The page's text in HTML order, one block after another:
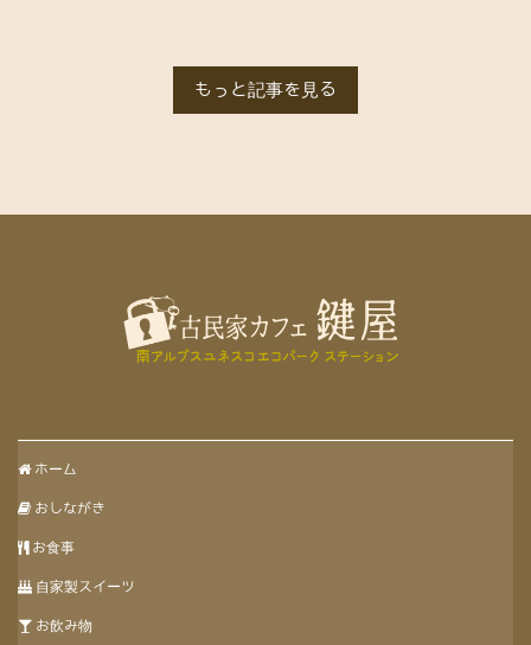
もっと記事を見る
ホーム
おしながき
お食事
自家製スイーツ
お飲み物